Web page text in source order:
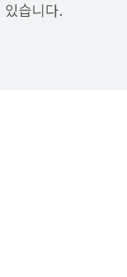
있습니다.